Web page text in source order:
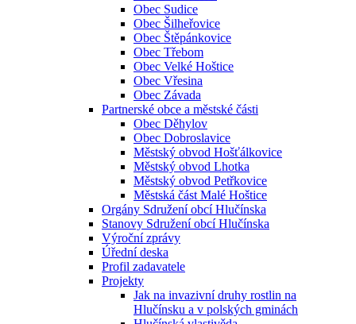
Obec Sudice
Obec Šilheřovice
Obec Štěpánkovice
Obec Třebom
Obec Velké Hoštice
Obec Vřesina
Obec Závada
Partnerské obce a městské části
Obec Děhylov
Obec Dobroslavice
Městský obvod Hošťálkovice
Městský obvod Lhotka
Městský obvod Petřkovice
Městská část Malé Hoštice
Orgány Sdružení obcí Hlučínska
Stanovy Sdružení obcí Hlučínska
Výroční zprávy
Úřední deska
Profil zadavatele
Projekty
Jak na invazivní druhy rostlin na
Hlučínsku a v polských gminách